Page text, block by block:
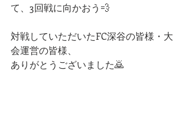
て、3回戦に向かおう💨
対戦していただいたFC深谷の皆様・大
会運営の皆様、
ありがとうございました🙇